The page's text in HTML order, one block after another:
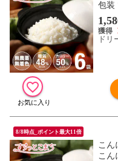
包装
腹持
比較
に
ドリ
8/8時点_ポイント最大11倍
こん
こん